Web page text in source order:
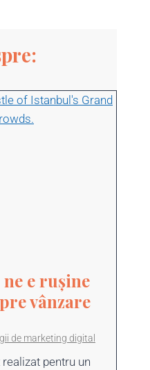
e rușine
vânzare
de marketing digital
pentru un